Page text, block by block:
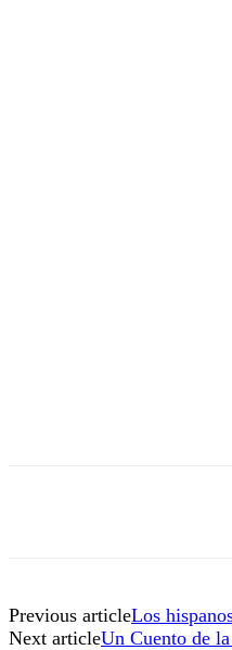
Previous articleLos
Next articleUn Cuento de